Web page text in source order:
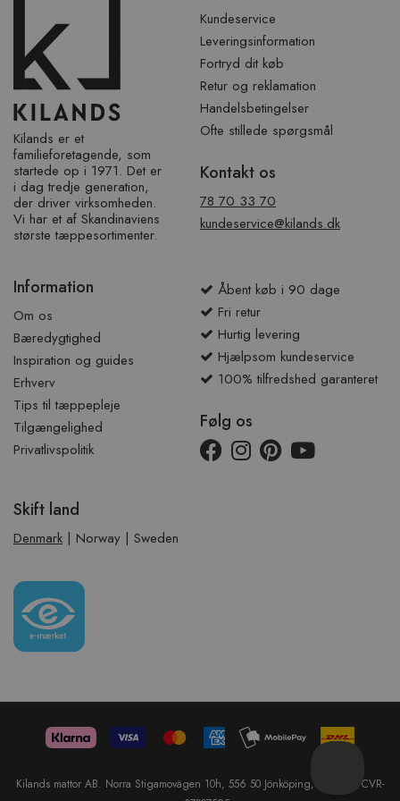
Kilands er et
familieforetagende, som
startede op i 1971. Det er
i dag tredje generation,
der driver virksomheden.
Vi har et af ​​Skandinaviens
største tæppesortimenter.
Kundeservice
Leveringsinformation
Fortryd dit køb
Retur og reklamation
Handelsbetingelser
Ofte stillede spørgsmål
Kontakt os
78 70 33 70
kundeservice@kilands.dk
Information
Om os
Bæredygtighed
Inspiration og guides
Erhverv
Tips til tæppepleje
Tilgængelighed
Privatlivspolitik
Åbent køb i 90 dage
Fri retur
Hurtig levering
Hjælpsom kundeservice
100% tilfredshed garanteret
Følg os
Skift land
Denmark | Norway | Sweden
Kilands mattor AB. Norra Stigamovägen 10h, 556 50 Jönköping, Sweden. CVR-